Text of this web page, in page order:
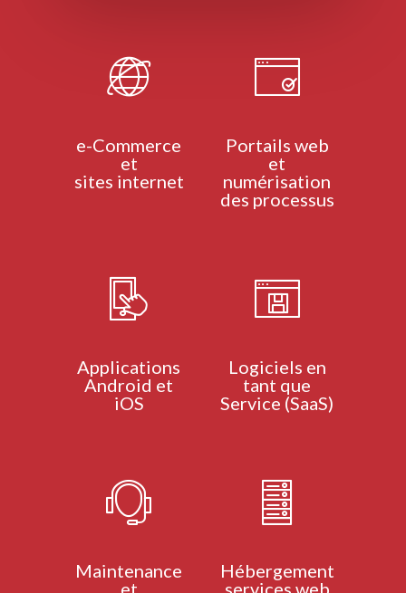
e-Commerce
et
sites internet
Portails web
et
numérisation
des processus
Applications
Android et
iOS
Logiciels en
tant que
Service (SaaS)
Maintenance
et
Hébergement
services web